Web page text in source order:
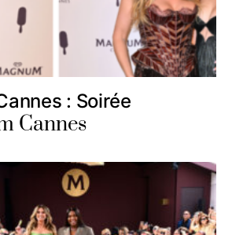
: Soirée
Cannes